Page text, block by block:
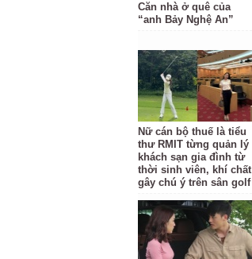
Căn nhà ở quê của
“anh Bảy Nghệ An”
Nữ cán bộ thuế là tiểu
thư RMIT từng quản lý
khách sạn gia đình từ
thời sinh viên, khí chất
gây chú ý trên sân golf